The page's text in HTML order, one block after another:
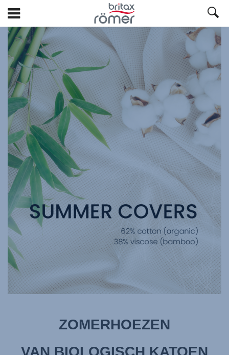
Ga
naar
hoofdinhoud
ZOMERHOEZEN
VAN BIOLOGISCH KATOEN